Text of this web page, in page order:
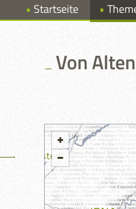
Startseite
Von